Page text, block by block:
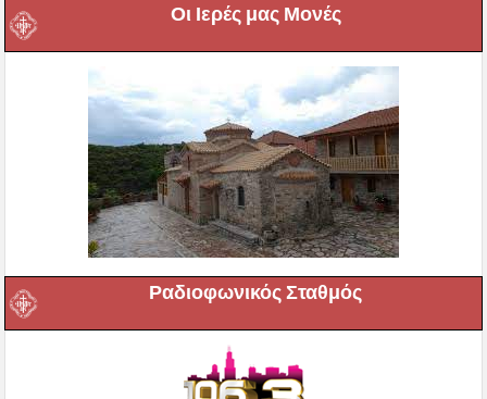
Οι Ιερές μας Μονές
Ραδιοφωνικός Σταθμός